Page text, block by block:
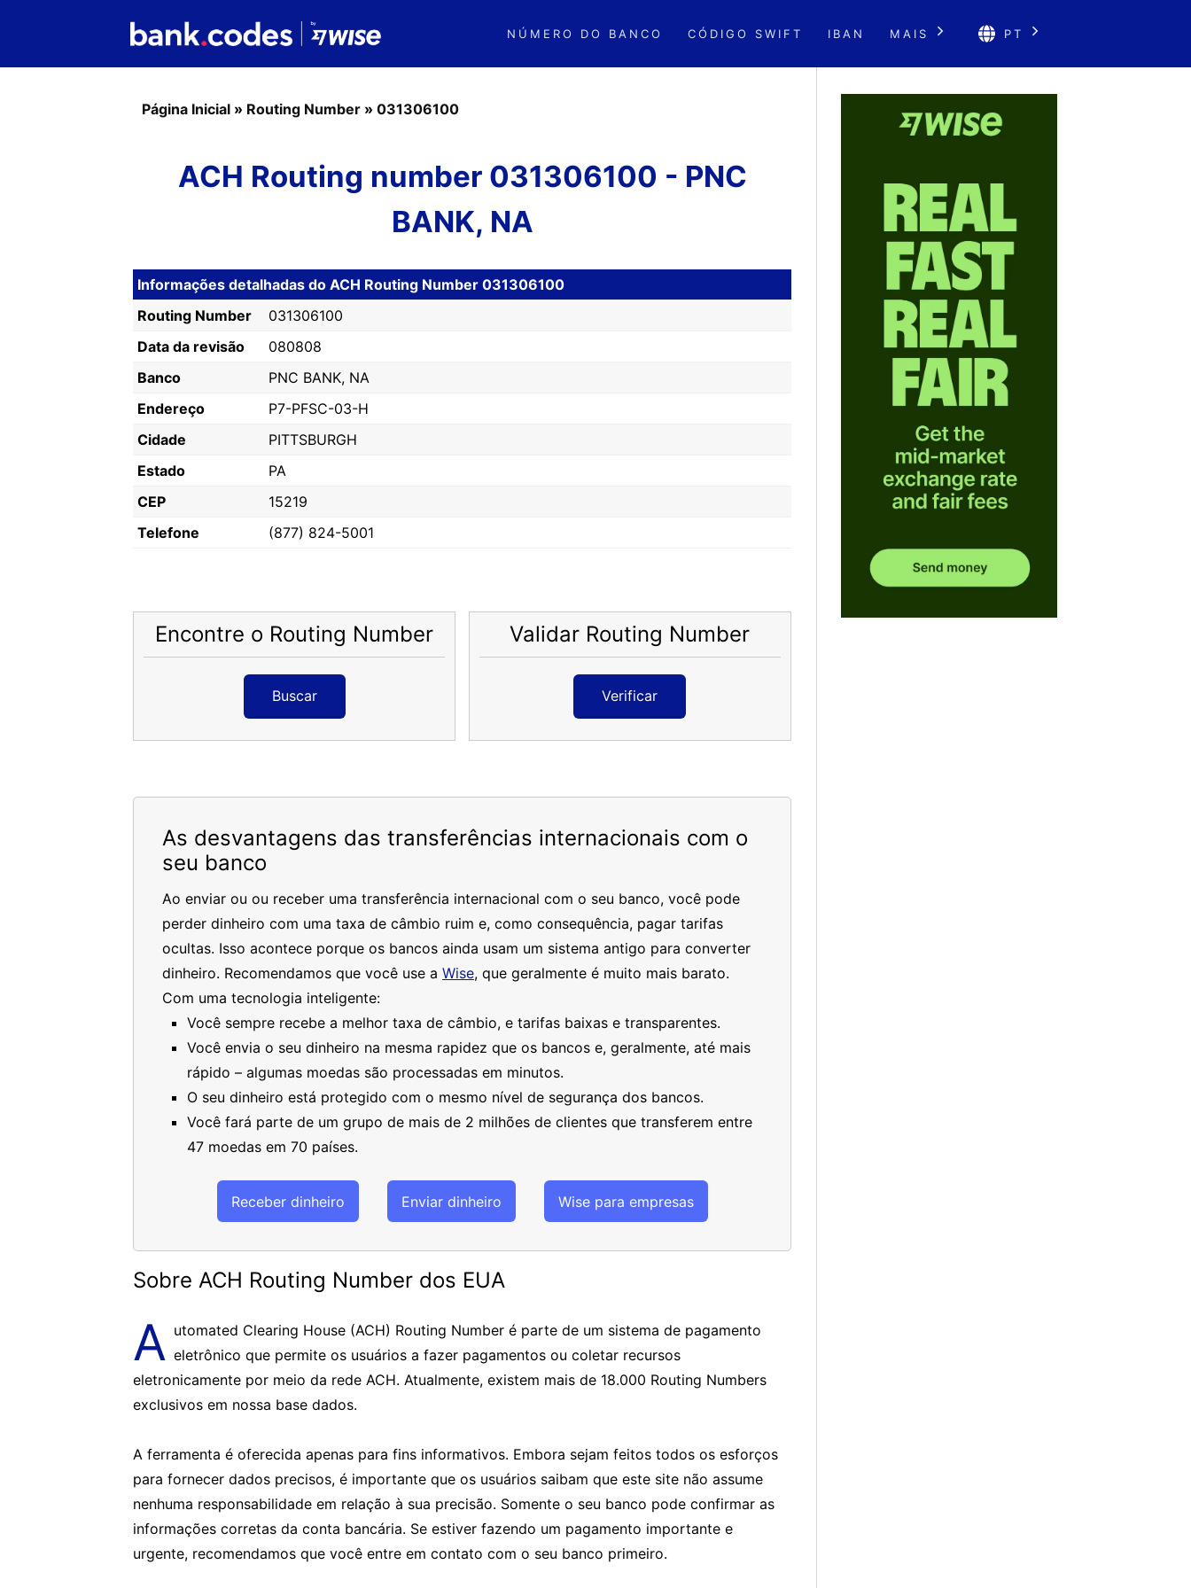
NÚMERO DO BANCO CÓDIGO SWIFT IBAN MAIS PT
Página Inicial » Routing Number » 031306100
ACH Routing number 031306100 - PNC
BANK, NA
Informações detalhadas do ACH Routing Number 031306100
Routing Number
031306100
Data da revisão
080808
Banco
PNC BANK, NA
Endereço
P7-PFSC-03-H
Cidade
PITTSBURGH
Estado
PA
CEP
15219
Telefone
(877) 824-5001
Encontre o Routing Number
Buscar
Validar Routing Number
Verificar
As desvantagens das transferências internacionais com o
seu banco
Ao enviar ou ou receber uma transferência internacional com o seu banco, você pode
perder dinheiro com uma taxa de câmbio ruim e, como consequência, pagar tarifas
ocultas. Isso acontece porque os bancos ainda usam um sistema antigo para converter
dinheiro. Recomendamos que você use a Wise, que geralmente é muito mais barato.
Com uma tecnologia inteligente:
Você sempre recebe a melhor taxa de câmbio, e tarifas baixas e transparentes.
Você envia o seu dinheiro na mesma rapidez que os bancos e, geralmente, até mais
rápido – algumas moedas são processadas em minutos.
O seu dinheiro está protegido com o mesmo nível de segurança dos bancos.
Você fará parte de um grupo de mais de 2 milhões de clientes que transferem entre
47 moedas em 70 países.
Receber dinheiro Enviar dinheiro Wise para empresas
Sobre ACH Routing Number dos EUA
A utomated Clearing House (ACH) Routing Number é parte de um sistema de pagamento
eletrônico que permite os usuários a fazer pagamentos ou coletar recursos
eletronicamente por meio da rede ACH. Atualmente, existem mais de 18.000 Routing Numbers
exclusivos em nossa base dados.
A ferramenta é oferecida apenas para fins informativos. Embora sejam feitos todos os esforços
para fornecer dados precisos, é importante que os usuários saibam que este site não assume
nenhuma responsabilidade em relação à sua precisão. Somente o seu banco pode confirmar as
informações corretas da conta bancária. Se estiver fazendo um pagamento importante e
urgente, recomendamos que você entre em contato com o seu banco primeiro.